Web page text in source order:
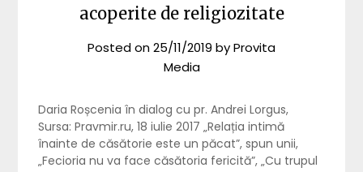
acoperite de religiozitate
Posted on25/11/2019 byProvita
Media
Daria Roșcenia în dialog cu pr. Andrei Lorgus,
Sursa: Pravmir.ru, 18 iulie 2017 „Relația intimă
înainte de căsătorie este un păcat”, spun unii,
„Fecioria nu va face căsătoria fericită”, „Cu trupul